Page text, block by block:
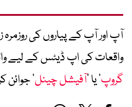
آپ اور آپ کے پیاروں کی
واقعات کی اپ ڈیٹس کے لیے
گروپ‘ یا ’آفیشل چینل‘ جوائن